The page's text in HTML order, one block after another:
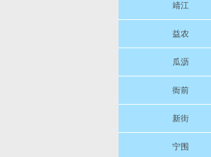
靖江
益农
瓜沥
衙前
新街
宁围